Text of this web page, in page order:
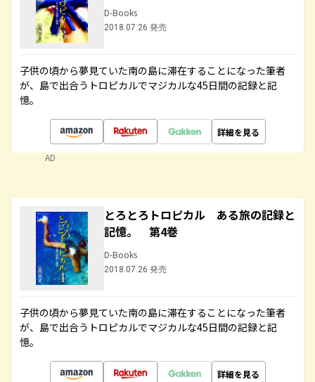
D-Books
2018.07.26 発売
子供の頃から夢見ていた南の島に滞在することになった筆者
が、島で出合うトロピカルでマジカルな45日間の記録と記
憶。
詳細を見る
AD
とろとろトロピカル ある旅の記録と
記憶。 第4巻
D-Books
2018.07.26 発売
子供の頃から夢見ていた南の島に滞在することになった筆者
が、島で出合うトロピカルでマジカルな45日間の記録と記
憶。
詳細を見る